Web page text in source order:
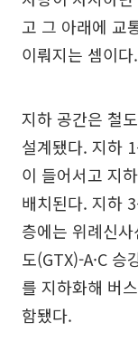
고 그 아래에 교
이뤄지는 셈이다.
지하 공간은 철
설계됐다. 지하
이 들어서고 지
배치된다. 지하
층에는 위례신
도(GTX)-A·C
를 지하화해 버
함됐다.